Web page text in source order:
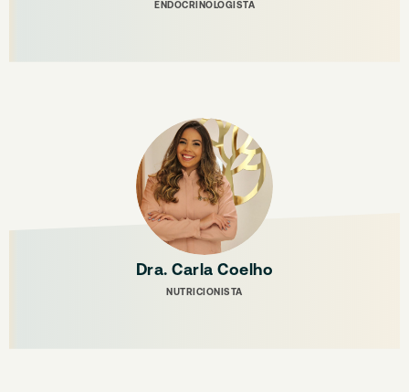
ENDOCRINOLOGISTA
Dra. Carla Coelho
NUTRICIONISTA